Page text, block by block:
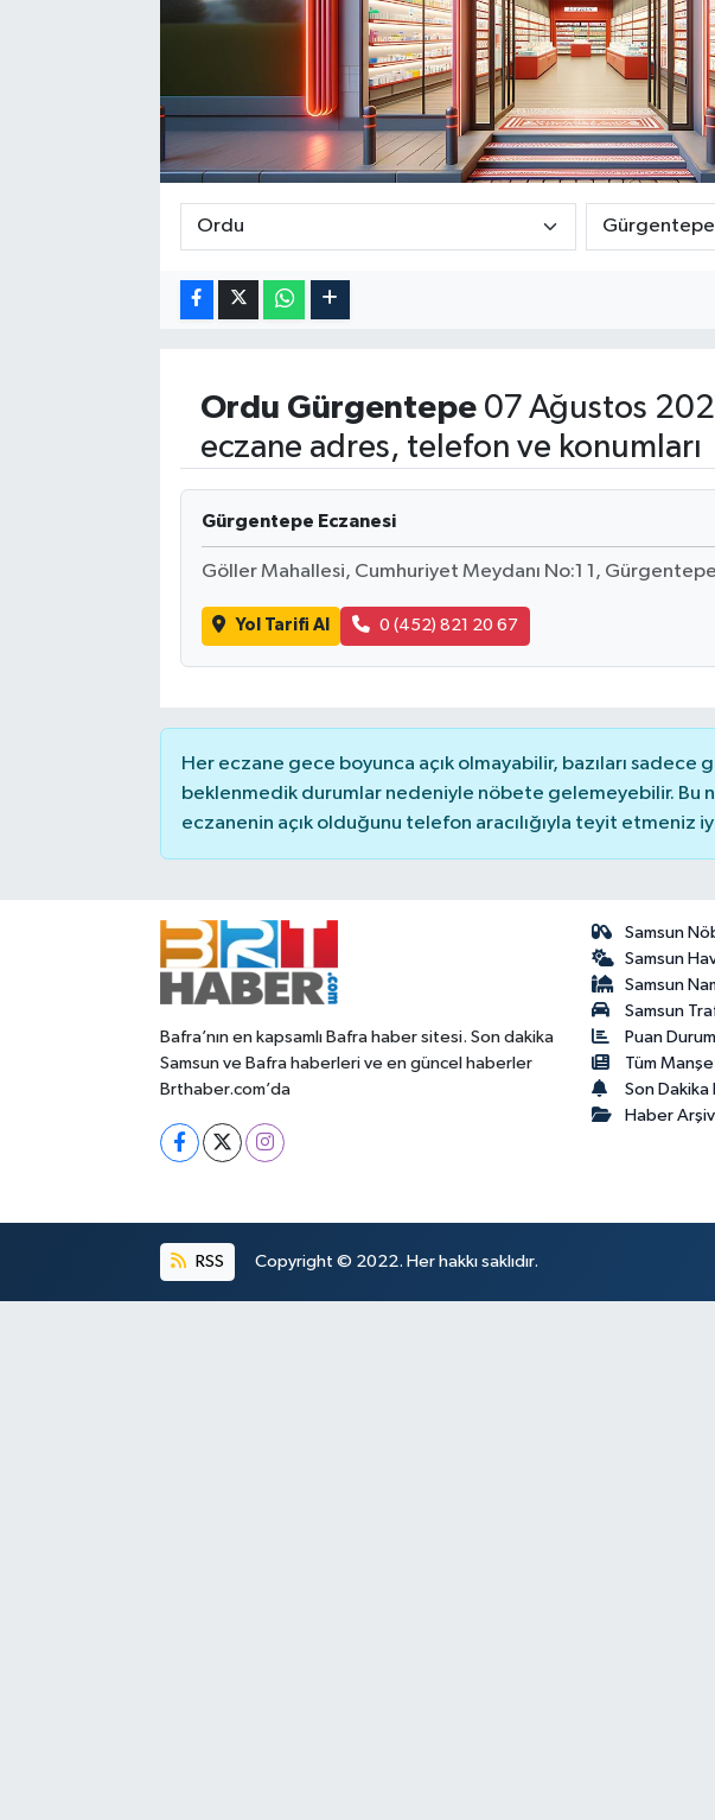
Ordu Gürgentepe07 Ağustos
eczane adres, telefon ve konumları
Gürgentepe Eczanesi
Göller Mahallesi, Cumhuriyet Meydanı No:1 1,
Yol Tarifi Al 0 (452) 821 20 67
Her eczane gece boyunca açık olmayabilir, bazıları sadece
beklenmedik durumlar nedeniyle nöbete gelemeyebilir. Bu
eczanenin açık olduğunu telefon aracılığıyla teyit etmeniz
Bafra’nın en kapsamlı Bafra haber sitesi. Son dakika
Samsun ve Bafra haberleri ve en güncel haberler
Brthaber.com’da
Samsun
Samsun
Samsun
Samsun
Puan
Tüm
Son
Haber
RSS Copyright © 2022. Her hakkı saklıdır.